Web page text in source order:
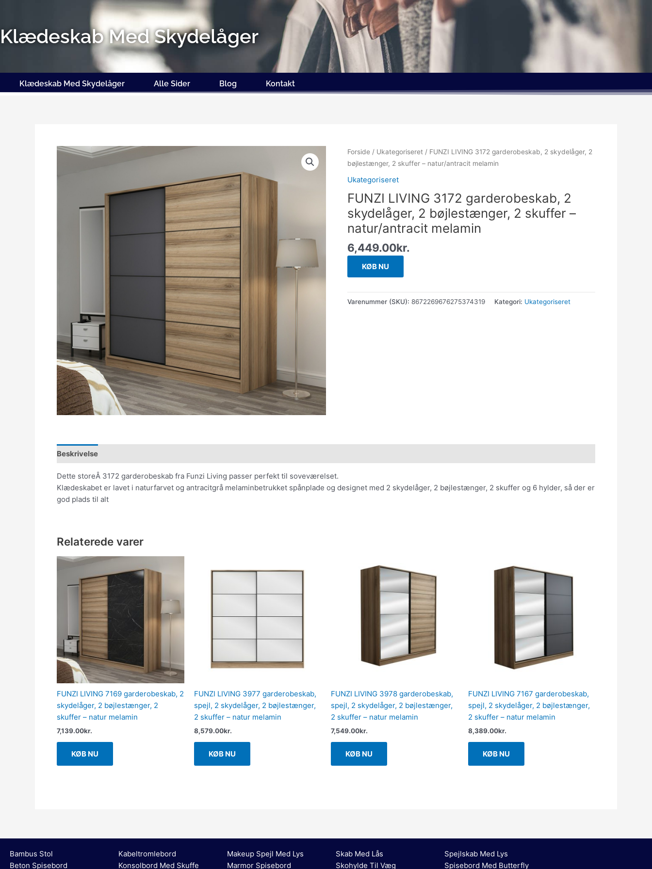
indholdet
Klædeskab Med Skydelåger
Klædeskab Med Skydelåger Alle Sider Blog Kontakt
Forside / Ukategoriseret / FUNZI LIVING 3172 garderobeskab, 2 skydelåger, 2
bøjlestænger, 2 skuffer – natur/antracit melamin
Ukategoriseret
FUNZI LIVING 3172 garderobeskab, 2
skydelåger, 2 bøjlestænger, 2 skuffer –
natur/antracit melamin
6,449.00kr.
KØB NU
Varenummer (SKU):8672269676275374319 Kategori: Ukategoriseret
Beskrivelse
Dette storeÂ 3172 garderobeskab fra Funzi Living passer perfekt til soveværelset.
Klædeskabet er lavet i naturfarvet og antracitgrå melaminbetrukket spånplade og designet med 2 skydelåger, 2 bøjlestænger, 2 skuffer og 6 hylder, så der er
god plads til alt
Relaterede varer
FUNZI LIVING 7169 garderobeskab, 2
skydelåger, 2 bøjlestænger, 2
skuffer – natur melamin
7,139.00kr.
KØB NU
FUNZI LIVING 3977 garderobeskab,
spejl, 2 skydelåger, 2 bøjlestænger,
2 skuffer – natur melamin
8,579.00kr.
KØB NU
FUNZI LIVING 3978 garderobeskab,
spejl, 2 skydelåger, 2 bøjlestænger,
2 skuffer – natur melamin
7,549.00kr.
KØB NU
FUNZI LIVING 7167 garderobeskab,
spejl, 2 skydelåger, 2 bøjlestænger,
2 skuffer – natur melamin
8,389.00kr.
KØB NU
Bambus Stol
Beton Spisebord
Kabeltromlebord
Konsolbord Med Skuffe
Makeup Spejl Med Lys
Marmor Spisebord
Skab Med Lås
Skohylde Til Væg
Spejlskab Med Lys
Spisebord Med Butterfly